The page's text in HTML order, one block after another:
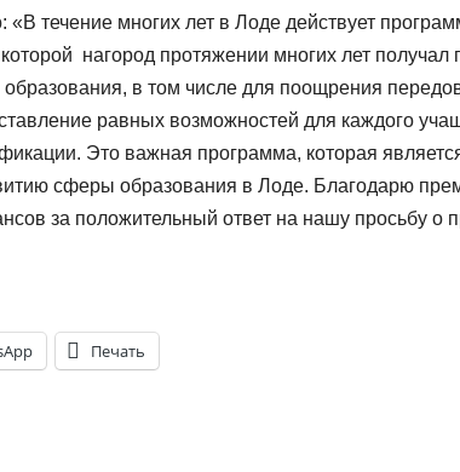
«В течение многих лет в Лоде действует
нагород протяжении многих лет
в том числе для поощрения
равных возможностей для каждого
Это важная программа, которая
сферы образования в Лоде. Благодарю
за положительный ответ на нашу просьбу о
Печать